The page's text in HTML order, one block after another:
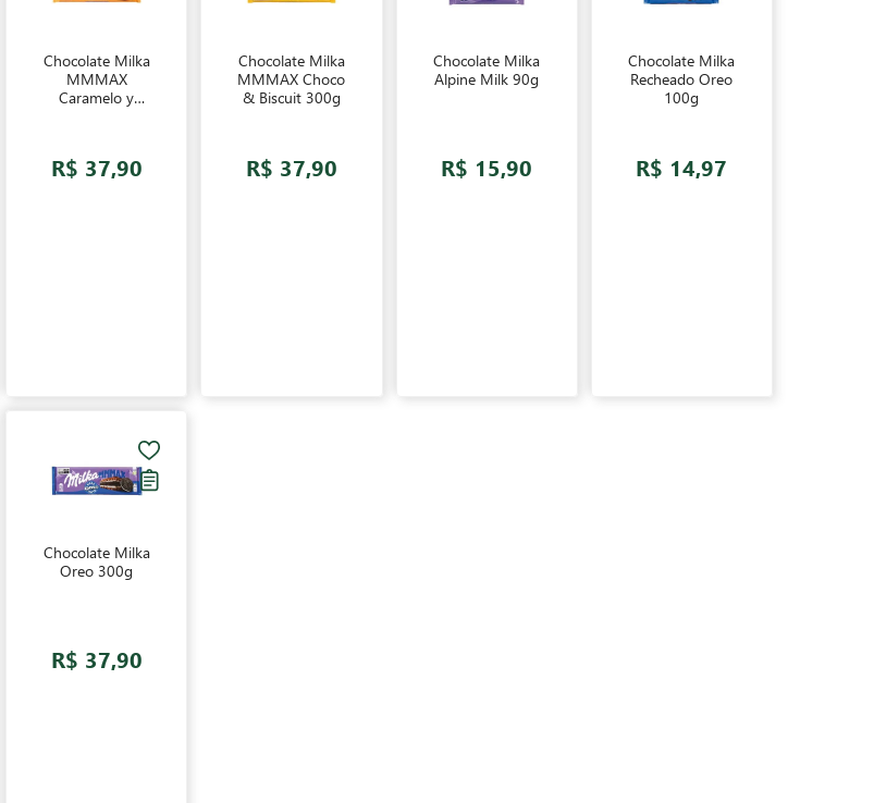
Chocolate Milka
MMMAX
Caramelo y
R$ 37,90
Chocolate Milka
MMMAX Choco
& Biscuit 300g
R$ 37,90
Chocolate Milka
Alpine Milk 90g
R$ 15,90
Chocolate Milka
Recheado Oreo
100g
R$ 14,97
Chocolate Milka
Oreo 300g
R$ 37,90